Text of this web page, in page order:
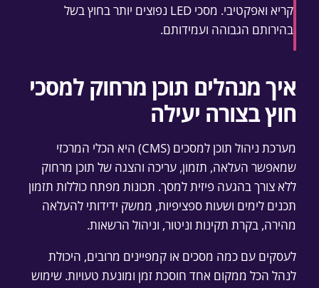
קריא ואפקטיבי. מסכי LED נפוצים יותר בחוץ בשל
בהירותם הגבוהה ועמידותם.
איך מנהלים תוכן מרחוק למסכי
חוץ בצורה יעילה
מערכת ניהול תוכן למסכים (CMS) היא הכלי המרכזי
שמאפשר העלאה, תזמון, עריכה והצגה של תוכן מרחוק
ללא צורך בהגעה פיזית למסך. תכונות מפתח כוללות תזמון
תכנים לימים ושעות ספציפיות, ממשק ידידותי להעלאה
מהירה, בקרת תקינות וניטור, וניהול הרשאות.
לעסקים עם כמה מסכים או קמפיינים מרובים, היכולת
לנהל הכל ממקום אחד חוסכת זמן ומונעת טעויות. שימוש